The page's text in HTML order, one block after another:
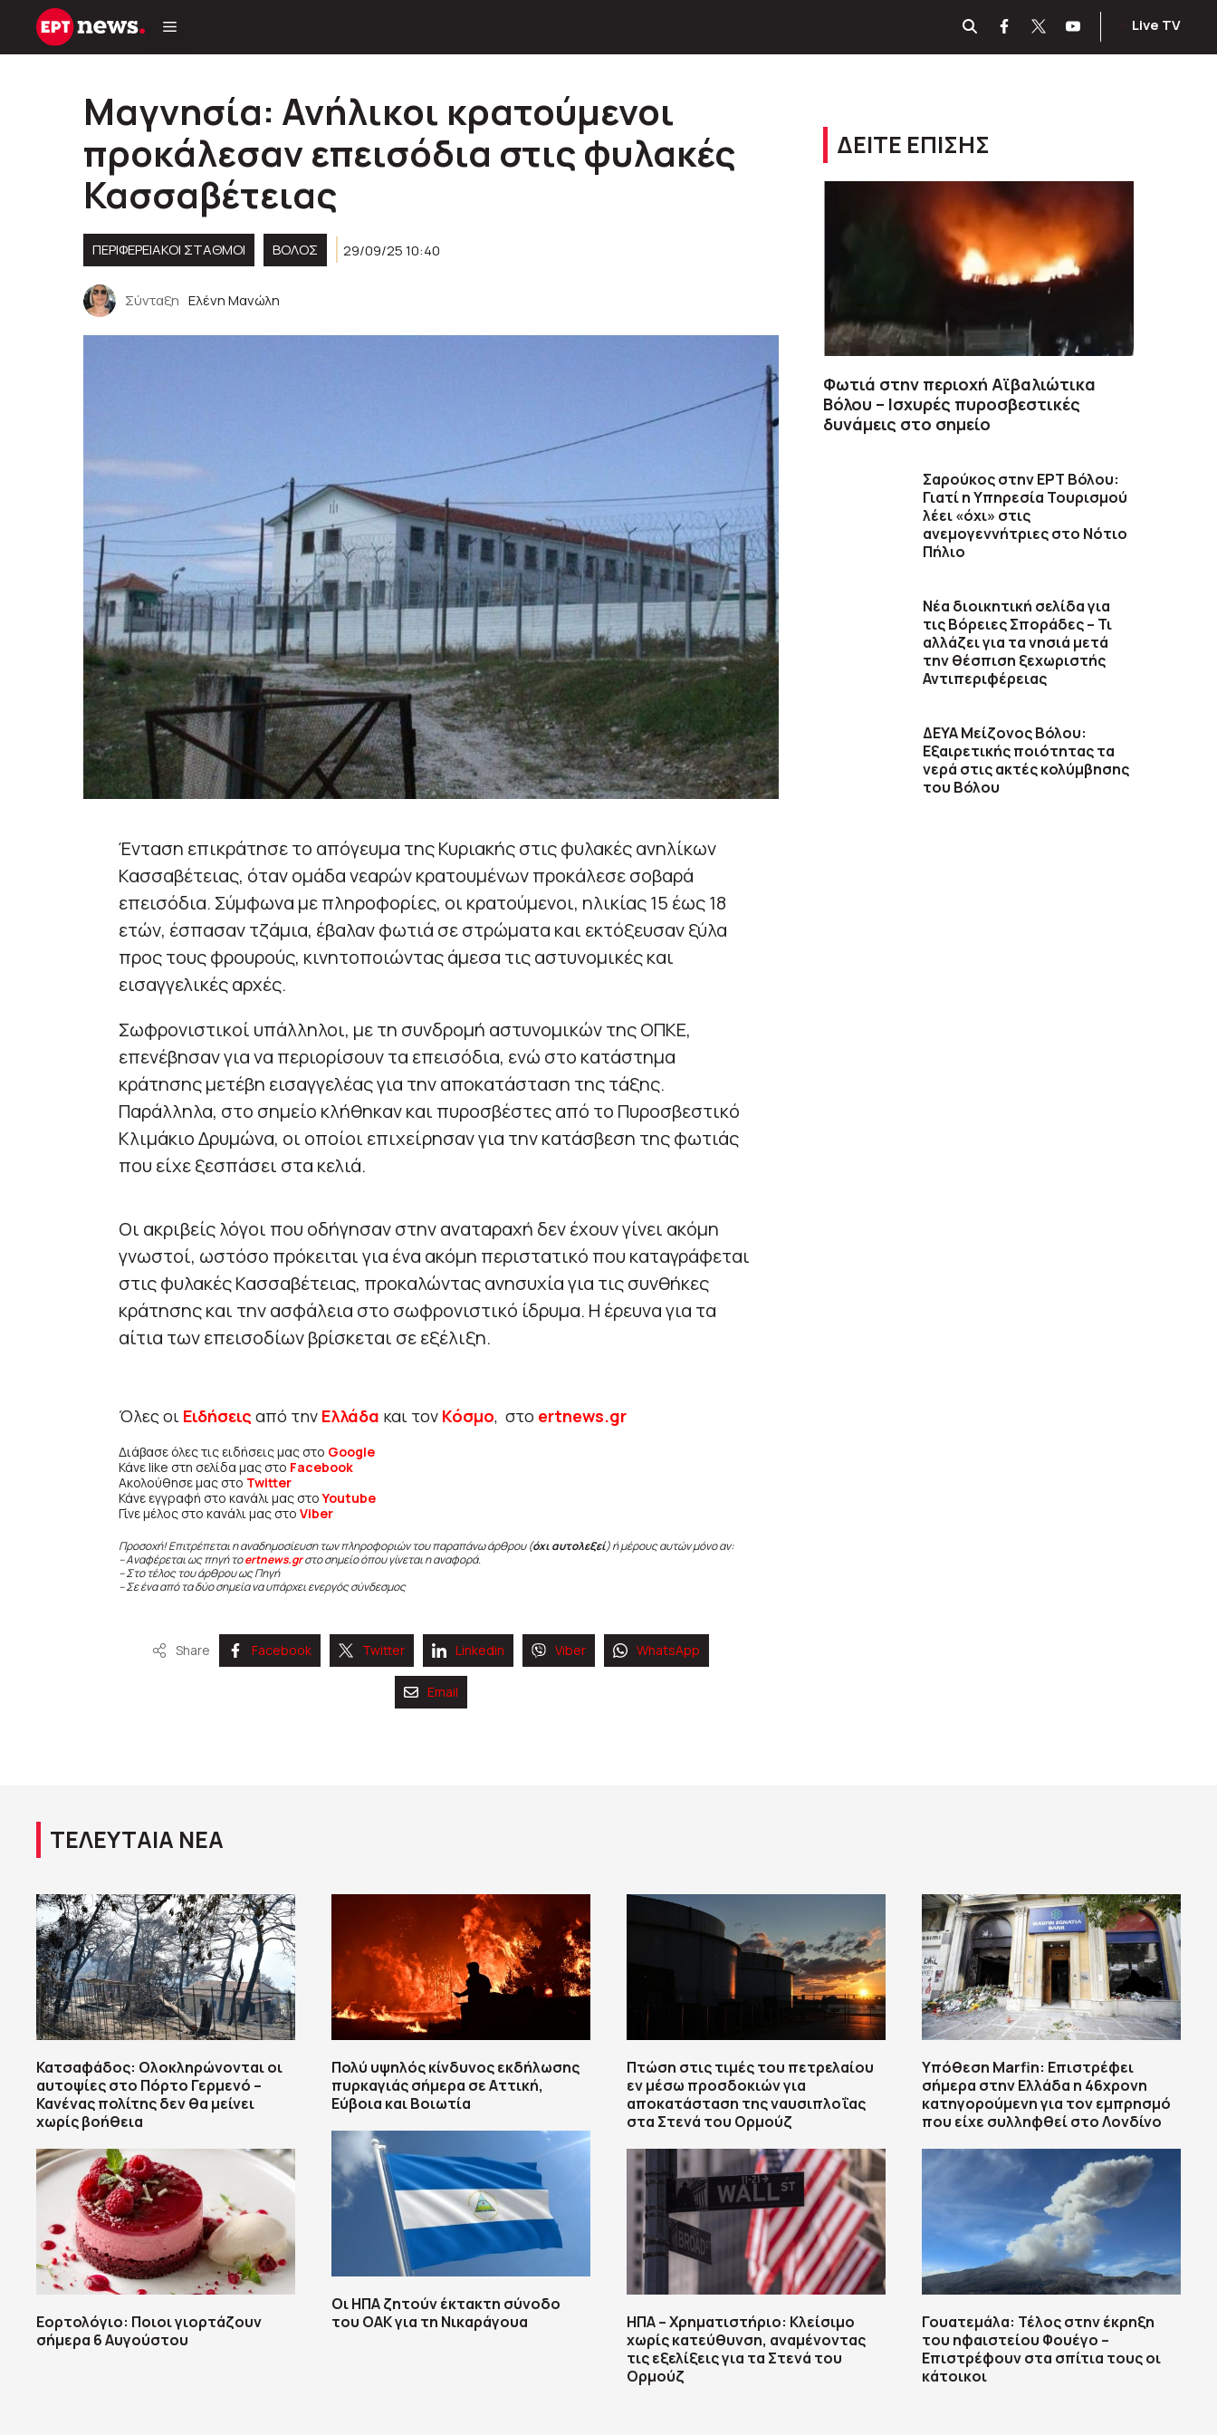
Μετάβαση
Live TV
Μαγνησία: Ανήλικοι κρατούμενοι
προκάλεσαν επεισόδια στις φυλακές
Κασσαβέτειας
ΠΕΡΙΦΕΡΕΙΑΚΟΊ ΣΤΑΘΜΟΊ ΒΟΛΟΣ 29/09/25 10:40
Σύνταξη Ελένη Μανώλη
Ένταση επικράτησε το απόγευμα της Κυριακής στις φυλακές ανηλίκων
Κασσαβέτειας, όταν ομάδα νεαρών κρατουμένων προκάλεσε σοβαρά
επεισόδια. Σύμφωνα με πληροφορίες, οι κρατούμενοι, ηλικίας 15 έως 18
ετών, έσπασαν τζάμια, έβαλαν φωτιά σε στρώματα και εκτόξευσαν ξύλα
προς τους φρουρούς, κινητοποιώντας άμεσα τις αστυνομικές και
εισαγγελικές αρχές.
Σωφρονιστικοί υπάλληλοι, με τη συνδρομή αστυνομικών της ΟΠΚΕ,
επενέβησαν για να περιορίσουν τα επεισόδια, ενώ στο κατάστημα
κράτησης μετέβη εισαγγελέας για την αποκατάσταση της τάξης.
Παράλληλα, στο σημείο κλήθηκαν και πυροσβέστες από το Πυροσβεστικό
Κλιμάκιο Δρυμώνα, οι οποίοι επιχείρησαν για την κατάσβεση της φωτιάς
που είχε ξεσπάσει στα κελιά.
Οι ακριβείς λόγοι που οδήγησαν στην αναταραχή δεν έχουν γίνει ακόμη
γνωστοί, ωστόσο πρόκειται για ένα ακόμη περιστατικό που καταγράφεται
στις φυλακές Κασσαβέτειας, προκαλώντας ανησυχία για τις συνθήκες
κράτησης και την ασφάλεια στο σωφρονιστικό ίδρυμα. Η έρευνα για τα
αίτια των επεισοδίων βρίσκεται σε εξέλιξη.
Όλες οι Ειδήσεις από την Ελλάδα και τον Κόσμο, στο ertnews.gr
Διάβασε όλες τις ειδήσεις μας στο Google
Κάνε like στη σελίδα μας στο Facebook
Ακολούθησε μας στο Twitter
Κάνε εγγραφή στο κανάλι μας στοYoutube
Γίνε μέλος στο κανάλι μας στο Viber
Προσοχή! Επιτρέπεται η αναδημοσίευση των πληροφοριών του παραπάνω άρθρου (όχι αυτολεξεί) ή μέρους αυτών μόνο αν:
– Αναφέρεται ως πηγή τοertnews.gr στο σημείο όπου γίνεται η αναφορά.
– Στο τέλος του άρθρου ως Πηγή
– Σε ένα από τα δύο σημεία να υπάρχει ενεργός σύνδεσμος
Share Facebook Twitter Linkedin Viber WhatsApp
Email
ΔΕΙΤΕ ΕΠΙΣΗΣ
Φωτιά στην περιοχή Αϊβαλιώτικα
Βόλου – Ισχυρές πυροσβεστικές
δυνάμεις στο σημείο
Σαρούκος στην ΕΡΤ Βόλου:
Γιατί η Υπηρεσία Τουρισμού
λέει «όχι» στις
ανεμογεννήτριες στο Νότιο
Πήλιο
Νέα διοικητική σελίδα για
τις Βόρειες Σποράδες – Τι
αλλάζει για τα νησιά μετά
την θέσπιση ξεχωριστής
Αντιπεριφέρειας
ΔΕΥΑ Μείζονος Βόλου:
Εξαιρετικής ποιότητας τα
νερά στις ακτές κολύμβησης
του Βόλου
ΤΕΛΕΥΤΑΙΑ ΝΕΑ
Κατσαφάδος: Ολοκληρώνονται οι
αυτοψίες στο Πόρτο Γερμενό –
Κανένας πολίτης δεν θα μείνει
χωρίς βοήθεια
Εορτολόγιο: Ποιοι γιορτάζουν
σήμερα 6 Αυγούστου
Πολύ υψηλός κίνδυνος εκδήλωσης
πυρκαγιάς σήμερα σε Αττική,
Εύβοια και Βοιωτία
Οι ΗΠΑ ζητούν έκτακτη σύνοδο
του ΟΑΚ για τη Νικαράγουα
Πτώση στις τιμές του πετρελαίου
εν μέσω προσδοκιών για
αποκατάσταση της ναυσιπλοΐας
στα Στενά του Ορμούζ
ΗΠΑ – Χρηματιστήριο: Κλείσιμο
χωρίς κατεύθυνση, αναμένοντας
τις εξελίξεις για τα Στενά του
Ορμούζ
Υπόθεση Marfin: Επιστρέφει
σήμερα στην Ελλάδα η 46χρονη
κατηγορούμενη για τον εμπρησμό
που είχε συλληφθεί στο Λονδίνο
Γουατεμάλα: Τέλος στην έκρηξη
του ηφαιστείου Φουέγο –
Επιστρέφουν στα σπίτια τους οι
κάτοικοι